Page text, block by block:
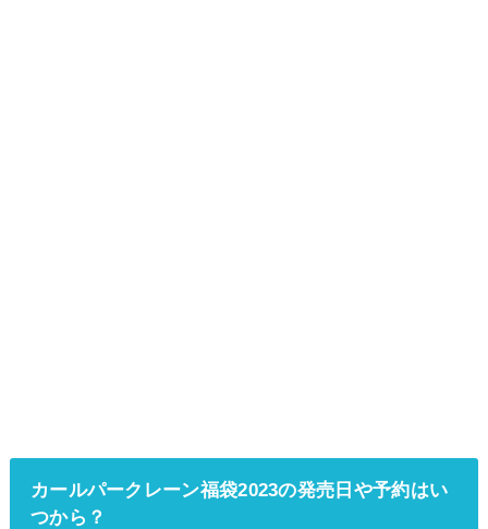
カールパークレーン福袋2023の発売日や予約はい
つから？